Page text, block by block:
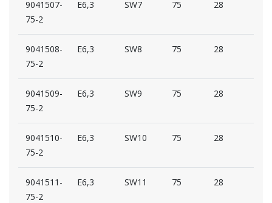
9041507-
75-2
E6,3 SW7 75 28
9041508-
75-2
E6,3 SW8 75 28
9041509-
75-2
E6,3 SW9 75 28
9041510-
75-2
E6,3 SW10 75 28
9041511-
75-2
E6,3 SW11 75 28